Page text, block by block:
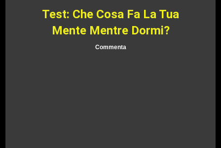
Test: Che Cosa Fa La Tua
Mente Mentre Dormi?
Commenta